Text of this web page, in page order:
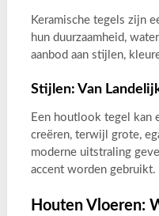
Keramische tegels zijn
hun duurzaamheid,
aanbod aan stijlen,
Stijlen: Van
Een houtlook tegel kan
creëren, terwijl grote,
moderne uitstraling
accent worden gebruikt.
Houten Vloeren: